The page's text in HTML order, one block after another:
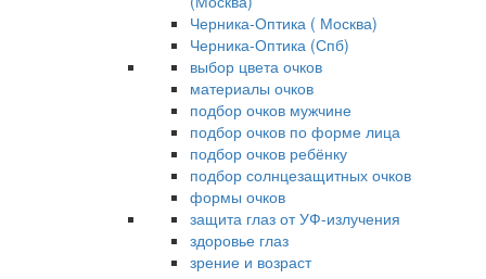
Черника-Оптика ( Москва)
Черника-Оптика (Спб)
выбор цвета очков
материалы очков
подбор очков мужчине
подбор очков по форме лица
подбор очков ребёнку
подбор солнцезащитных очков
формы очков
защита глаз от УФ-излучения
здоровье глаз
зрение и возраст